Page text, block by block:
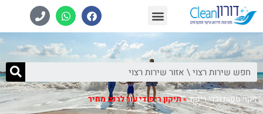
ניקוי ספות ובדי ריפוד»תיקון ריפודי עור לרכב מחיר